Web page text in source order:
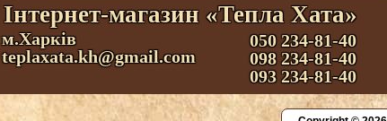
Інтернет-магазин «Тепла Хата»
м.Харків
teplaxata.kh@gmail.com
050 234-81-40
098 234-81-40
093 234-81-40